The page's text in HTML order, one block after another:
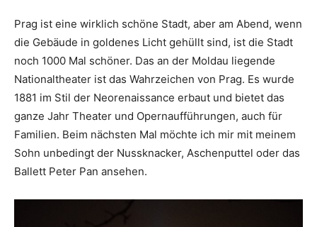
Prag ist eine wirklich schöne Stadt, aber am Abend, wenn
die Gebäude in goldenes Licht gehüllt sind, ist die Stadt
noch 1000 Mal schöner. Das an der Moldau liegende
Nationaltheater ist das Wahrzeichen von Prag. Es wurde
1881 im Stil der Neorenaissance erbaut und bietet das
ganze Jahr Theater und Opernaufführungen, auch für
Familien. Beim nächsten Mal möchte ich mir mit meinem
Sohn unbedingt der Nussknacker, Aschenputtel oder das
Ballett Peter Pan ansehen.